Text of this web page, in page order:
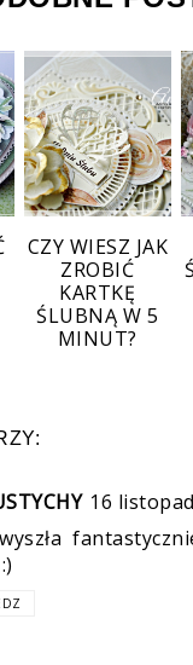
CZY WIESZ JAK
ZROBIĆ
KARTKĘ
ŚLUBNĄ W 5
MINUT?
16